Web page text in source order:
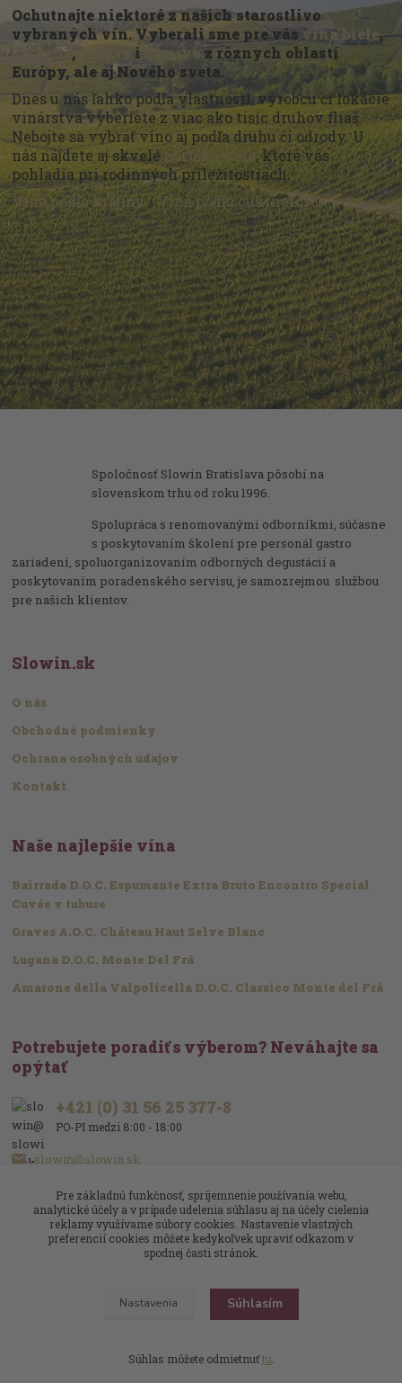
Ochutnajte niektoré z našich starostlivo
vybraných vín. Vyberali sme pre vásvína biele,
červené, išumivé z rôznych oblastí
Európy, ale aj Nového sveta.
Dnes u nás ľahko podľa vlastností, výrobcu či lokácie
vinárstva vyberiete z viac ako tisíc druhov fliaš.
Nebojte sa vybrať víno aj podľa druhu či odrody. U
nás nájdete aj skveléportské vína, ktoré vás
pohladia pri rodinných príležitostiach.
Vína podľa krajiny/Vína podľa cukrnatosti
Spoločnosť Slowin Bratislava pôsobí na
slovenskom trhu od roku 1996.
Spolupráca s renomovanými odborníkmi, súčasne
s poskytovaním školení pre personál gastro
zariadení, spoluorganizovaním odborných degustácií a
poskytovaním poradenského servisu, je samozrejmou službou
pre našich klientov.
Slowin.sk
O nás
Obchodné podmienky
Ochrana osobných údajov
Kontakt
Naše najlepšie vína
Bairrada D.O.C. Espumante Extra Bruto Encontro Special
Cuvée v tubuse
Graves A.O.C. Château Haut Selve Blanc
Lugana D.O.C. Monte Del Frá
Amarone della Valpolicella D.O.C. Classico Monte del Frá
Potrebujete poradiť s výberom? Neváhajte sa
opýtať
+421 (0) 31 56 25 377-8
PO-PI medzi 8:00 - 18:00
slowin@slowin.sk
Dizajn
: Poradnyweb.cz
Pre základnú funkčnosť, spríjemnenie používania webu,
analytické účely a v prípade udelenia súhlasu aj na účely cielenia
reklamy využívame súbory cookies. Nastavenie vlastných
preferencií cookies môžete kedykoľvek upraviť odkazom v
spodnej časti stránok.
Nastavenia Súhlasím
Súhlas môžete odmietnuťtu